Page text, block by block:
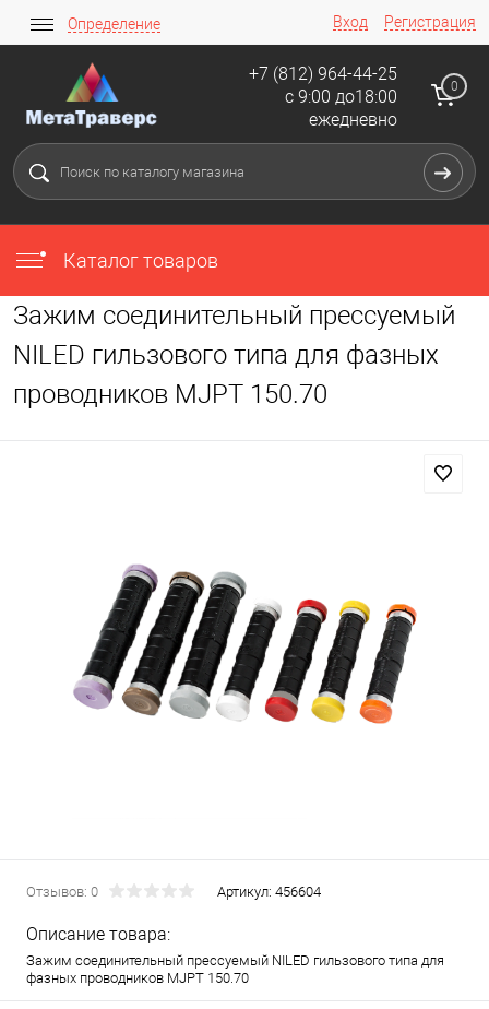
Вход Регистрация
Определение
+7 (812) 964-44-25
с 9:00 до18:00
ежедневно
0
Каталог товаров
Зажим соединительный прессуемый
NILED гильзового типа для фазных
проводников MJPT 150.70
Отзывов: 0 Артикул: 456604
Описание товара:
Зажим соединительный прессуемый NILED гильзового типа для
фазных проводников MJPT 150.70